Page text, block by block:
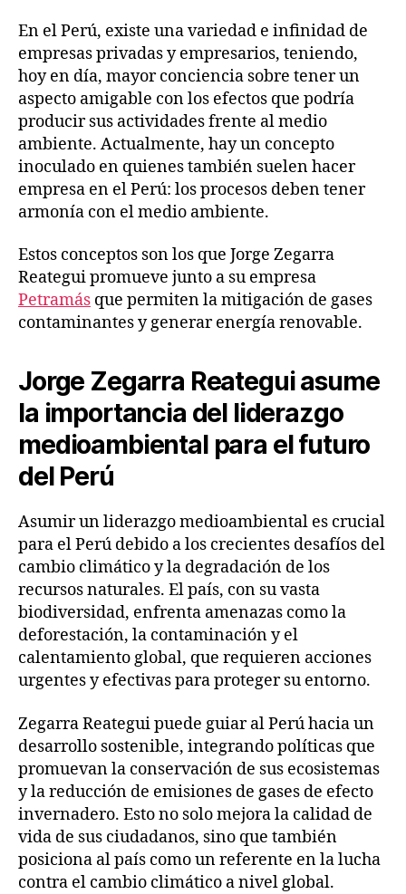
En el Perú, existe una variedad e infinidad de
empresas privadas y empresarios, teniendo,
hoy en día, mayor conciencia sobre tener un
aspecto amigable con los efectos que podría
producir sus actividades frente al medio
ambiente. Actualmente, hay un concepto
inoculado en quienes también suelen hacer
empresa en el Perú: los procesos deben tener
armonía con el medio ambiente.
Estos conceptos son los que Jorge Zegarra
Reategui promueve junto a su empresa
Petramás que permiten la mitigación de gases
contaminantes y generar energía renovable.
Jorge Zegarra Reategui asume
la importancia del liderazgo
medioambiental para el futuro
del Perú
Asumir un liderazgo medioambiental es crucial
para el Perú debido a los crecientes desafíos del
cambio climático y la degradación de los
recursos naturales. El país, con su vasta
biodiversidad, enfrenta amenazas como la
deforestación, la contaminación y el
calentamiento global, que requieren acciones
urgentes y efectivas para proteger su entorno.
Zegarra Reategui puede guiar al Perú hacia un
desarrollo sostenible, integrando políticas que
promuevan la conservación de sus ecosistemas
y la reducción de emisiones de gases de efecto
invernadero. Esto no solo mejora la calidad de
vida de sus ciudadanos, sino que también
posiciona al país como un referente en la lucha
contra el cambio climático a nivel global.